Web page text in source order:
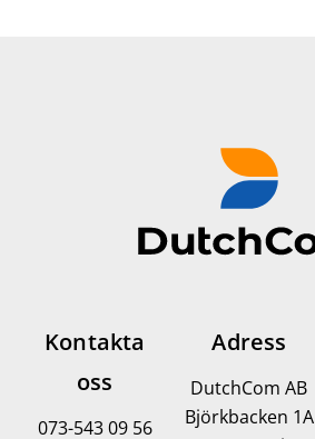
Kontakta
oss
073-543 09 56
Adress
DutchCom AB
Björkbacken 1A